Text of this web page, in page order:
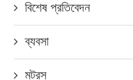
বিশেষ প্রতিবেদন
ব্যবসা
মটরস